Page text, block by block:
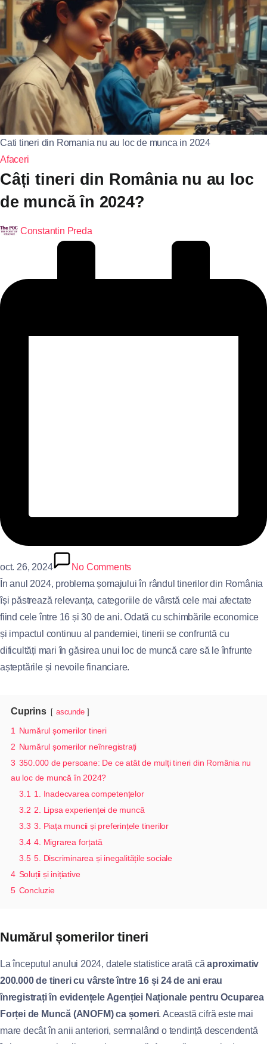
Cati tineri din Romania nu au loc de munca in 2024
Afaceri
Câți tineri din România nu au loc
de muncă în 2024?
Constantin Preda
oct. 26, 2024
No Comments
În anul 2024, problema șomajului în rândul tinerilor din România
își păstrează relevanța, categoriile de vârstă cele mai afectate
fiind cele între 16 și 30 de ani. Odată cu schimbările economice
și impactul continuu al pandemiei, tinerii se confruntă cu
dificultăți mari în găsirea unui loc de muncă care să le înfrunte
așteptările și nevoile financiare.
Cuprins ascunde
1
Numărul șomerilor tineri
2 Numărul șomerilor neînregistrați
3 350.000 de persoane: De ce atât de mulți tineri din România nu
au loc de muncă în 2024?
3.1 1. Inadecvarea competențelor
3.2 2. Lipsa experienței de muncă
3.3 3. Piața muncii și preferințele tinerilor
3.4 4. Migrarea forțată
3.5 5. Discriminarea și inegalitățile sociale
4 Soluții și inițiative
5 Concluzie
Numărul șomerilor tineri
La începutul anului 2024, datele statistice arată căaproximativ
200.000 de tineri cu vârste între 16 și 24 de ani erau
înregistrați în evidențele Agenției Naționale pentru Ocuparea
Forței de Muncă (ANOFM) ca șomeri. Această cifră este mai
mare decât în anii anteriori, semnalând o tendință descendentă